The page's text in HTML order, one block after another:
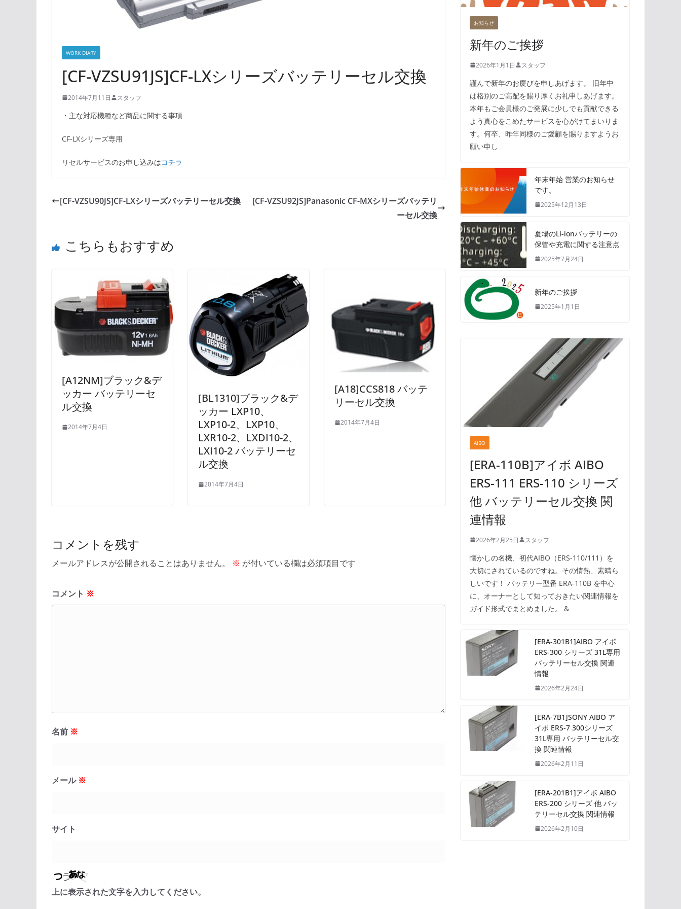
WORK DIARY
[CF-VZSU91JS]CF-LXシリーズバッテリーセル交換
2014年7月11日 スタッフ
・主な対応機種など商品に関する事項
CF-LXシリーズ専用
リセルサービスのお申し込みはコチラ
[CF-VZSU90JS]CF-LXシリーズバッテリーセル交換
[CF-VZSU92JS]Panasonic CF-MXシリーズバッテリ
ーセル交換
こちらもおすすめ
[A12NM]ブラック&デ
ッカー バッテリーセ
ル交換
2014年7月4日
[BL1310]ブラック&デ
ッカー LXP10、
LXP10-2、LXP10、
LXR10-2、LXDI10-2、
LXI10-2 バッテリーセ
ル交換
2014年7月4日
[A18]CCS818 バッテ
リーセル交換
2014年7月4日
コメントを残す
メールアドレスが公開されることはありません。 ※ が付いている欄は必須項目です
コメント ※
名前 ※
メール ※
サイト
上に表示された文字を入力してください。
お知らせ
新年のご挨拶
2026年1月1日 スタッフ
謹んで新年のお慶びを申しあげます。 旧年中
は格別のご高配を賜り厚くお礼申しあげます。
本年もご会員様のご発展に少しでも貢献できる
よう真心をこめたサービスを心がけてまいりま
す。何卒、昨年同様のご愛顧を賜りますようお
願い申し
年末年始 営業のお知らせ
です。
2025年12月13日
夏場のLi-ionバッテリーの
保管や充電に関する注意点
2025年7月24日
新年のご挨拶
2025年1月1日
AIBO
[ERA-110B]アイボ AIBO
ERS-111 ERS-110 シリーズ
他 バッテリーセル交換 関
連情報
2026年2月25日 スタッフ
懐かしの名機、初代AIBO（ERS-110/111）を
大切にされているのですね。その情熱、素晴ら
しいです！ バッテリー型番 ERA-110B を中心
に、オーナーとして知っておきたい関連情報を
ガイド形式でまとめました。 &
[ERA-301B1]AIBO アイボ
ERS-300 シリーズ 31L専用
バッテリーセル交換 関連
情報
2026年2月24日
[ERA-7B1]SONY AIBO ア
イボ ERS-7 300シリーズ
31L専用 バッテリーセル交
換 関連情報
2026年2月11日
[ERA-201B1]アイボ AIBO
ERS-200 シリーズ 他 バッ
テリーセル交換 関連情報
2026年2月10日